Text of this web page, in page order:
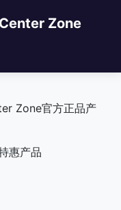
Zone
Center
Zone官方正品产
惠产品